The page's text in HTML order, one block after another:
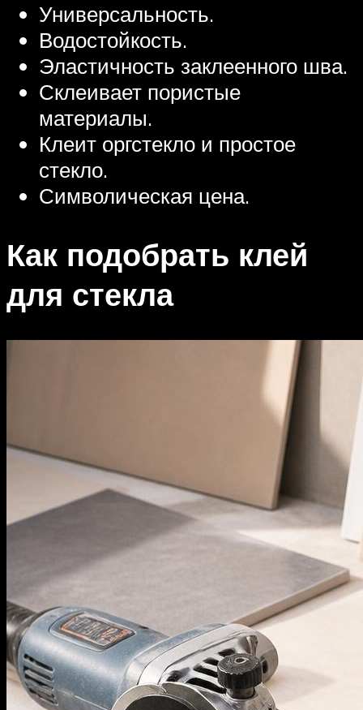
Универсальность.
Водостойкость.
Эластичность заклеенного шва.
Склеивает пористые
материалы.
Клеит оргстекло и простое
стекло.
Символическая цена.
Как подобрать клей
для стекла